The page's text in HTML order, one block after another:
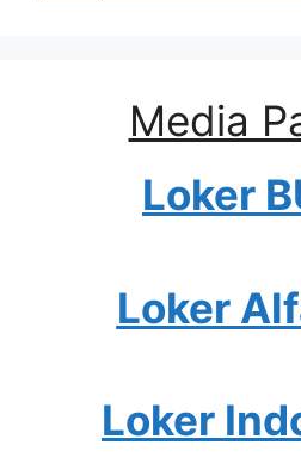
Media
Loker
Loker
Loker